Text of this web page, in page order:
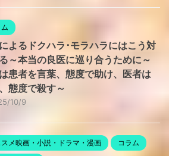
よるドクハラ･モラハラにはこう対
～本当の良医に巡り合うために～
患者を言葉、態度で助け、医者は
態度で殺す～
10/9
スメ映画・小説・ドラマ・漫画 コラム